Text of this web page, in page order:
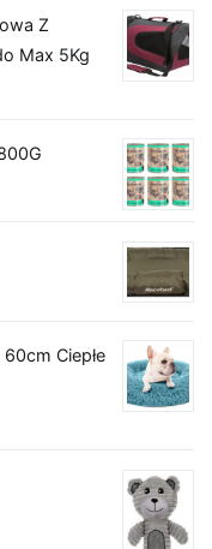
Z
Max 5Kg
Ciepłe